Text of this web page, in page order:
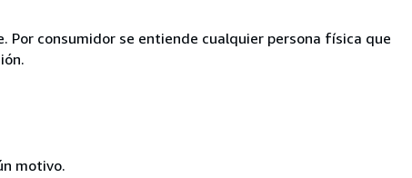
Por consumidor se entiende cualquier persona física que
motivo.